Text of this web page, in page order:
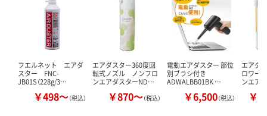
フエルネット エアダ
スター FNC-
JB01S（228g/3…
￥498～（税込）
エアダスター360度回
転式ノズル ノンフロ
ンエアダスターND…
￥870～（税込）
電動エアダスター 部位
別ブラシ付き
ADWALBB01BK …
￥6,500（税込）
エアダ
ロワー
ンエア
￥